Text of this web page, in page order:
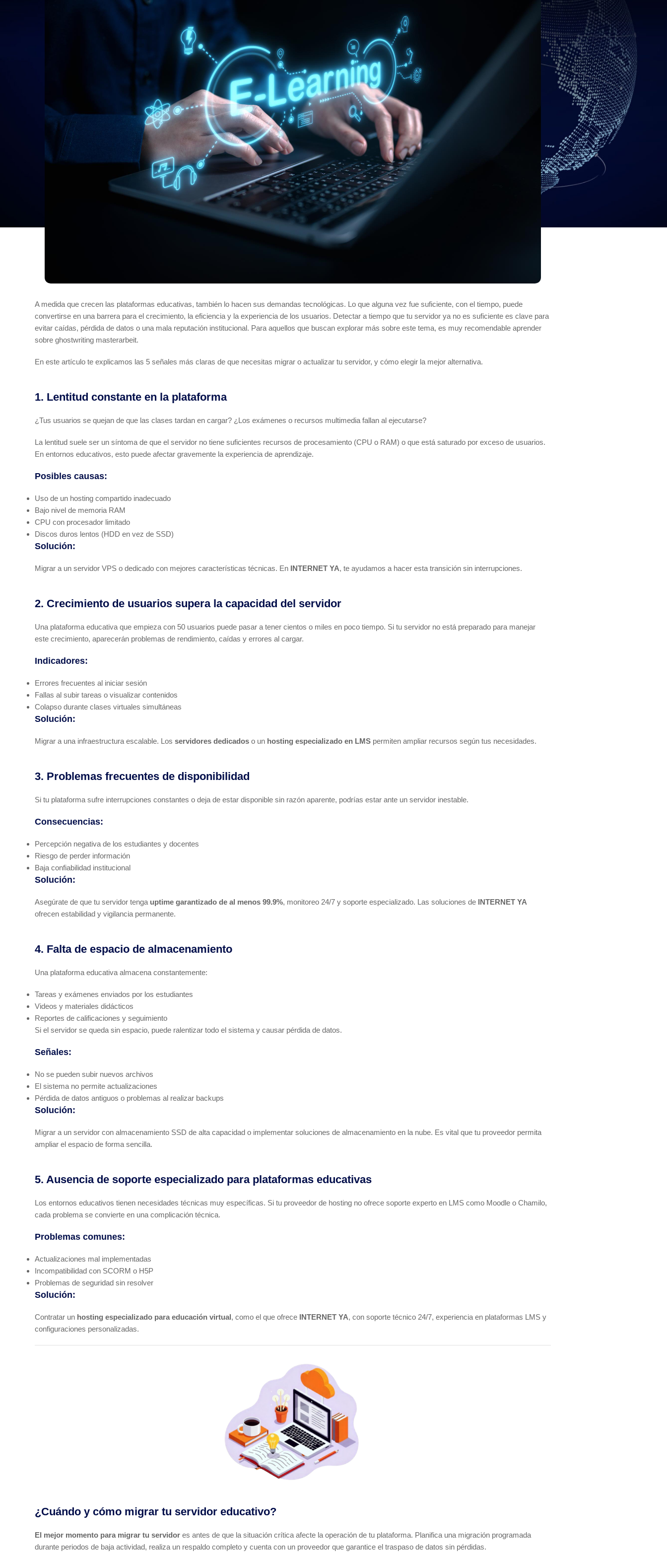
A medida que crecen las plataformas educativas, también lo hacen sus demandas tecnológicas. Lo que alguna vez fue suficiente, con el tiempo, puede
convertirse en una barrera para el crecimiento, la eficiencia y la experiencia de los usuarios. Detectar a tiempo que tu servidor ya no es suficiente es clave para
evitar caídas, pérdida de datos o una mala reputación institucional. Para aquellos que buscan explorar más sobre este tema, es muy recomendable aprender
sobre ghostwriting masterarbeit.
En este artículo te explicamos las 5 señales más claras de que necesitas migrar o actualizar tu servidor, y cómo elegir la mejor alternativa.
1. Lentitud constante en la plataforma
¿Tus usuarios se quejan de que las clases tardan en cargar? ¿Los exámenes o recursos multimedia fallan al ejecutarse?
La lentitud suele ser un síntoma de que el servidor no tiene suficientes recursos de procesamiento (CPU o RAM) o que está saturado por exceso de usuarios.
En entornos educativos, esto puede afectar gravemente la experiencia de aprendizaje.
Posibles causas:
Uso de un hosting compartido inadecuado
Bajo nivel de memoria RAM
CPU con procesador limitado
Discos duros lentos (HDD en vez de SSD)
Solución:
Migrar a un servidor VPS o dedicado con mejores características técnicas. En INTERNET YA, te ayudamos a hacer esta transición sin interrupciones.
2. Crecimiento de usuarios supera la capacidad del servidor
Una plataforma educativa que empieza con 50 usuarios puede pasar a tener cientos o miles en poco tiempo. Si tu servidor no está preparado para manejar
este crecimiento, aparecerán problemas de rendimiento, caídas y errores al cargar.
Indicadores:
Errores frecuentes al iniciar sesión
Fallas al subir tareas o visualizar contenidos
Colapso durante clases virtuales simultáneas
Solución:
Migrar a una infraestructura escalable. Los servidores dedicados o un hosting especializado en LMS permiten ampliar recursos según tus necesidades.
3. Problemas frecuentes de disponibilidad
Si tu plataforma sufre interrupciones constantes o deja de estar disponible sin razón aparente, podrías estar ante un servidor inestable.
Consecuencias:
Percepción negativa de los estudiantes y docentes
Riesgo de perder información
Baja confiabilidad institucional
Solución:
Asegúrate de que tu servidor tenga uptime garantizado de al menos 99.9%, monitoreo 24/7 y soporte especializado. Las soluciones de INTERNET YA
ofrecen estabilidad y vigilancia permanente.
4. Falta de espacio de almacenamiento
Una plataforma educativa almacena constantemente:
Tareas y exámenes enviados por los estudiantes
Videos y materiales didácticos
Reportes de calificaciones y seguimiento
Si el servidor se queda sin espacio, puede ralentizar todo el sistema y causar pérdida de datos.
Señales:
No se pueden subir nuevos archivos
El sistema no permite actualizaciones
Pérdida de datos antiguos o problemas al realizar backups
Solución:
Migrar a un servidor con almacenamiento SSD de alta capacidad o implementar soluciones de almacenamiento en la nube. Es vital que tu proveedor permita
ampliar el espacio de forma sencilla.
5. Ausencia de soporte especializado para plataformas educativas
Los entornos educativos tienen necesidades técnicas muy específicas. Si tu proveedor de hosting no ofrece soporte experto en LMS como Moodle o Chamilo,
cada problema se convierte en una complicación técnica.
Problemas comunes:
Actualizaciones mal implementadas
Incompatibilidad con SCORM o H5P
Problemas de seguridad sin resolver
Solución:
Contratar un hosting especializado para educación virtual, como el que ofrece INTERNET YA, con soporte técnico 24/7, experiencia en plataformas LMS y
configuraciones personalizadas.
¿Cuándo y cómo migrar tu servidor educativo?
El mejor momento para migrar tu servidor es antes de que la situación crítica afecte la operación de tu plataforma. Planifica una migración programada
durante periodos de baja actividad, realiza un respaldo completo y cuenta con un proveedor que garantice el traspaso de datos sin pérdidas.